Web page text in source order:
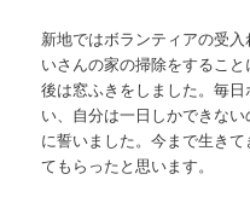
新地ではボランティアの受
いさんの家の掃除をするこ
後は窓ふきをしました。毎
い、自分は一日しかできな
に誓いました。今まで生き
てもらったと思います。